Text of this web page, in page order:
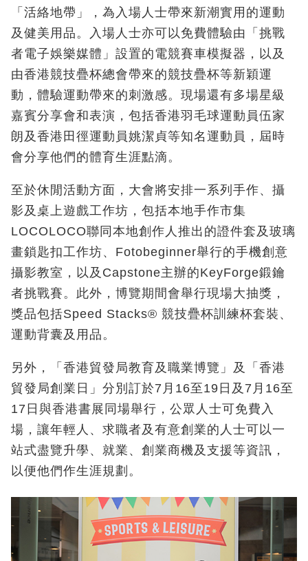
「活絡地帶」，為入場人士帶來新潮實用的運動
及健美用品。入場人士亦可以免費體驗由「挑戰
者電子娛樂媒體」設置的電競賽車模擬器，以及
由香港競技疊杯總會帶來的競技疊杯等新穎運
動，體驗運動帶來的刺激感。現場還有多場星級
嘉賓分享會和表演，包括香港羽毛球運動員伍家
朗及香港田徑運動員姚潔貞等知名運動員，屆時
會分享他們的體育生涯點滴。
至於休閒活動方面，大會將安排一系列手作、攝
影及桌上遊戲工作坊，包括本地手作市集
LOCOLOCO聯同本地創作人推出的證件套及玻璃
畫鎖匙扣工作坊、Fotobeginner舉行的手機創意
攝影教室，以及Capstone主辦的KeyForge鍛鑰
者挑戰賽。此外，博覽期間會舉行現場大抽獎，
獎品包括Speed Stacks® 競技疊杯訓練杯套裝、
運動背囊及用品。
另外，「香港貿發局教育及職業博覽」及「香港
貿發局創業日」分別訂於7月16至19日及7月16至
17日與香港書展同場舉行，公眾人士可免費入
場，讓年輕人、求職者及有意創業的人士可以一
站式盡覽升學、就業、創業商機及支援等資訊，
以便他們作生涯規劃。